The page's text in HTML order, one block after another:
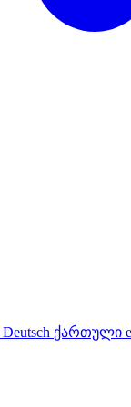
Deutsch ქართული